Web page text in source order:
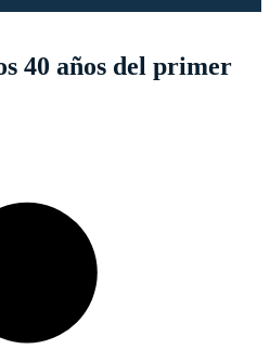
40 años del primer